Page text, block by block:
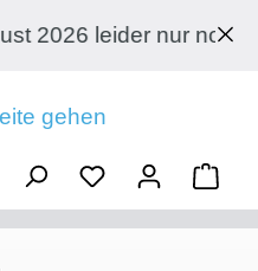
nur noch an